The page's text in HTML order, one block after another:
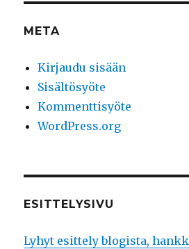
META
Kirjaudu sisään
Sisältösyöte
Kommenttisyöte
WordPress.org
ESITTELYSIVU
Lyhyt esittely blogista,